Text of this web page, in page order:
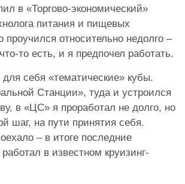
в «Торгово-экономический»
питания и пищевых
проучился относительно недолго –
то есть, и я предпочел работать.
для себя «тематические» кубы.
Станции», туда и устроился
в «ЦС» я проработал не долго, но
шаг, на пути принятия себя.
– в итоге последние
работал в известном круизинг-